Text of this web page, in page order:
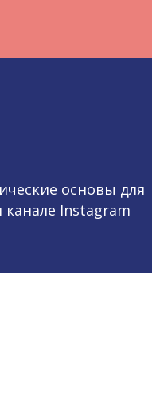
основы для
Instagram